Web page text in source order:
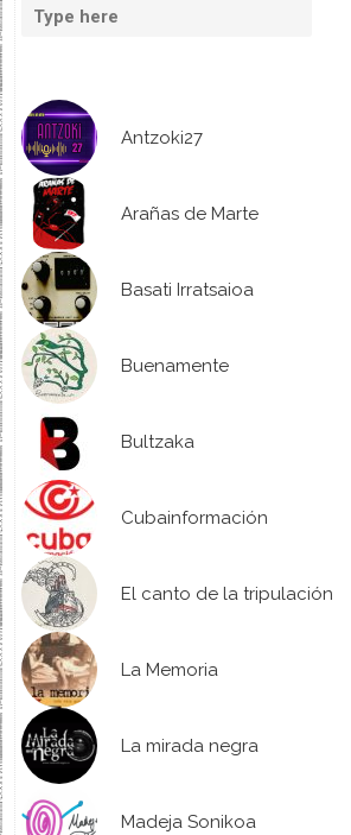
Antzoki27
Arañas de Marte
Basati Irratsaioa
Buenamente
Bultzaka
Cubainformación
El canto de la tripulación
La Memoria
La mirada negra
Madeja Sonikoa